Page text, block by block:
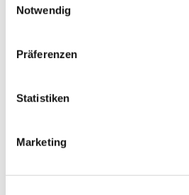
Notwendig
Präferenzen
Statistiken
Marketing